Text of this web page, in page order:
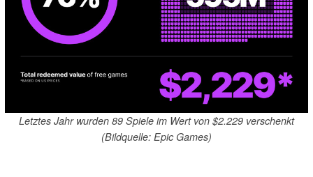
Letztes Jahr wurden 89 Spiele im Wert von $2.229 verschenkt
(Bildquelle: Epic Games)